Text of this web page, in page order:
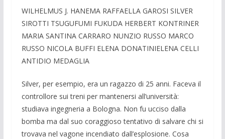
WILHELMUS J. HANEMA RAFFAELLA GAROSI SILVER
SIROTTI TSUGUFUMI FUKUDA HERBERT KONTRINER
MARIA SANTINA CARRARO NUNZIO RUSSO MARCO
RUSSO NICOLA BUFFI ELENA DONATINIELENA CELLI
ANTIDIO MEDAGLIA
Silver, per esempio, era un ragazzo di 25 anni. Faceva il
controllore sui treni per mantenersi all’università:
studiava ingegneria a Bologna. Non fu ucciso dalla
bomba ma dal suo coraggioso tentativo di salvare chi si
trovava nel vagone incendiato dall’esplosione. Cosa